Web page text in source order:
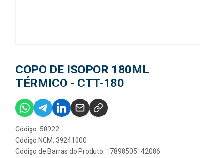
COPO DE ISOPOR 180ML
TÉRMICO - CTT-180
Código: 58922
Código NCM: 39241000
Código de Barras do Produto: 17898505142086